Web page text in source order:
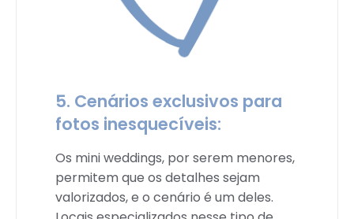
5. Cenários exclusivos para
fotos inesquecíveis:
Os mini weddings, por serem menores,
permitem que os detalhes sejam
valorizados, e o cenário é um deles.